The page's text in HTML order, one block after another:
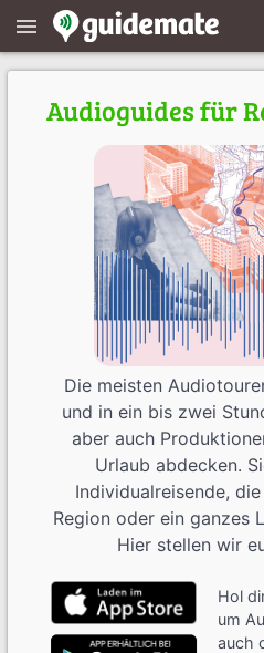
menu
Audioguides für
Die meisten
und in ein bis zwei
aber auch
Urlaub abdecken.
Individualreisende,
Region oder ein ganzes
Hier stellen wir
Hol
um
auch